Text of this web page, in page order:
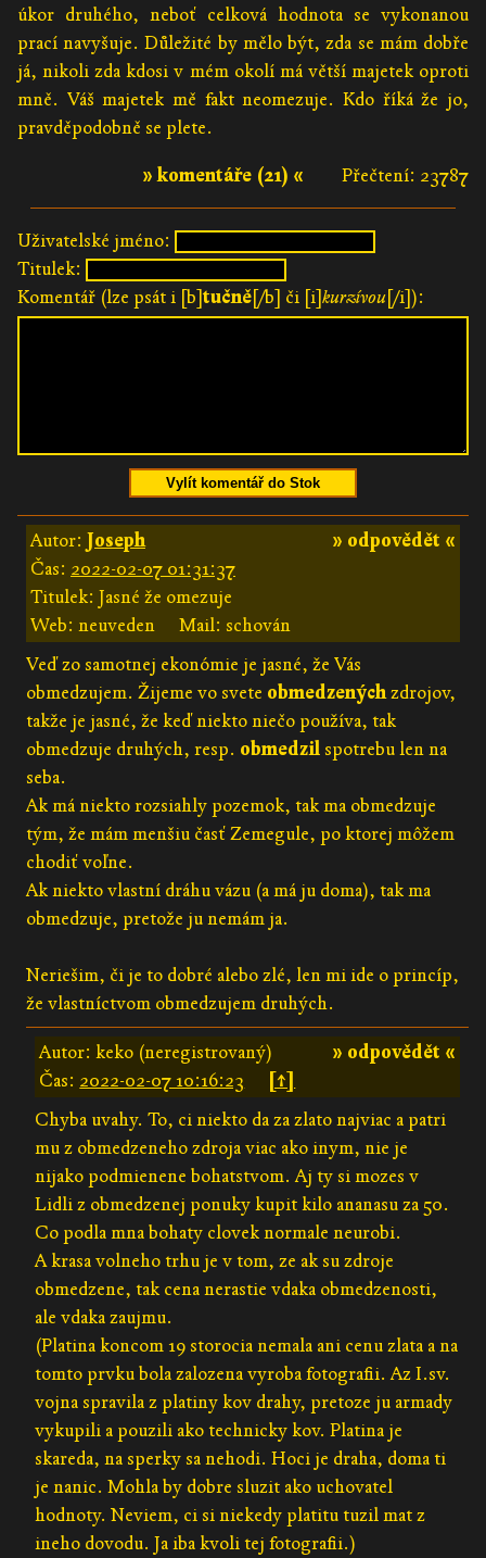
úkor druhého, neboť celková hodnota se vykonanou
prací navyšuje. Důležité by mělo být, zda se mám dobře
já, nikoli zda kdosi v mém okolí má větší majetek oproti
mně. Váš majetek mě fakt neomezuje. Kdo říká že jo,
pravděpodobně se plete.
Přečtení: 23787
» komentáře (21) «
Uživatelské jméno:
Titulek:
Komentář (lze psát i [b]tučně[/b] či [i]kurzívou[/i]):
Vylít komentář do Stok
» odpovědět «
Autor: Joseph
Čas: 2022-02-07 01:31:37
Titulek: Jasné že omezuje
Web: neuveden
Mail: schován
Veď zo samotnej ekonómie je jasné, že Vás
obmedzujem. Žijeme vo svete obmedzenýchzdrojov,
takže je jasné, že keď niekto niečo používa, tak
obmedzuje druhých, resp. obmedzilspotrebu len na
seba.
Ak má niekto rozsiahly pozemok, tak ma obmedzuje
tým, že mám menšiu časť Zemegule, po ktorej môžem
chodiť voľne.
Ak niekto vlastní dráhu vázu (a má ju doma), tak ma
obmedzuje, pretože ju nemám ja.
Neriešim, či je to dobré alebo zlé, len mi ide o princíp,
že vlastníctvom obmedzujem druhých.
» odpovědět «
Autor: keko (neregistrovaný)
Čas: 2022-02-07 10:16:23
[↑]
Chyba uvahy. To, ci niekto da za zlato najviac a patri
mu z obmedzeneho zdroja viac ako inym, nie je
nijako podmienene bohatstvom. Aj ty si mozes v
Lidli z obmedzenej ponuky kupit kilo ananasu za 50.
Co podla mna bohaty clovek normale neurobi.
A krasa volneho trhu je v tom, ze ak su zdroje
obmedzene, tak cena nerastie vdaka obmedzenosti,
ale vdaka zaujmu.
(Platina koncom 19 storocia nemala ani cenu zlata a na
tomto prvku bola zalozena vyroba fotografii. Az I.sv.
vojna spravila z platiny kov drahy, pretoze ju armady
vykupili a pouzili ako technicky kov. Platina je
skareda, na sperky sa nehodi. Hoci je draha, doma ti
je nanic. Mohla by dobre sluzit ako uchovatel
hodnoty. Neviem, ci si niekedy platitu tuzil mat z
ineho dovodu. Ja iba kvoli tej fotografii.)